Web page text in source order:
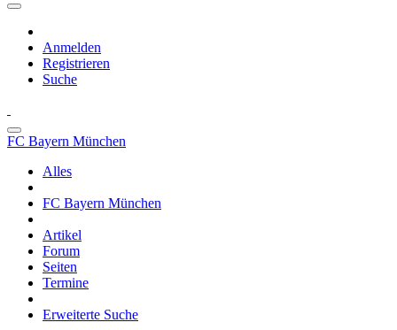
Anmelden
Registrieren
Suche
FC Bayern München
Alles
FC Bayern München
Artikel
Forum
Seiten
Termine
Erweiterte Suche